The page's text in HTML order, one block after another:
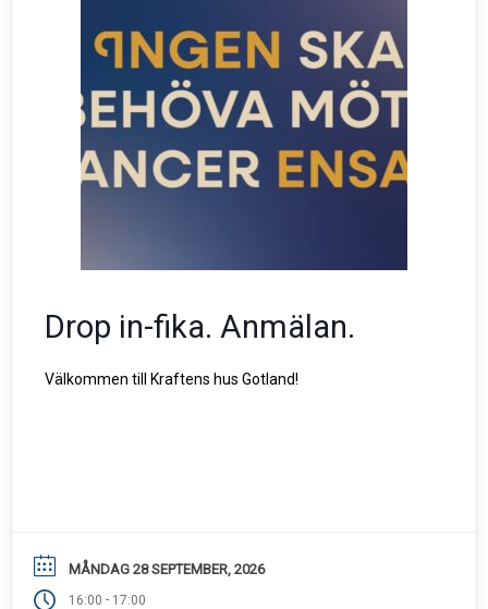
Drop in-fika. Anmälan.
Välkommen till Kraftens hus Gotland!
MÅNDAG 28 SEPTEMBER, 2026
16:00 - 17:00